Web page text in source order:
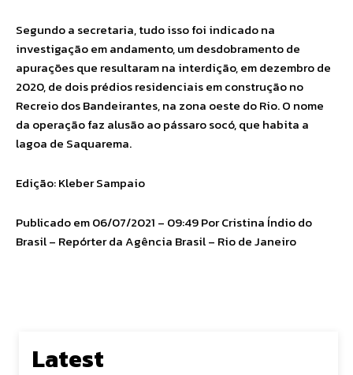
Segundo a secretaria, tudo isso foi indicado na
investigação em andamento, um desdobramento de
apurações que resultaram na interdição, em dezembro de
2020, de dois prédios residenciais em construção no
Recreio dos Bandeirantes, na zona oeste do Rio. O nome
da operação faz alusão ao pássaro socó, que habita a
lagoa de Saquarema.
Edição: Kleber Sampaio
Publicado em 06/07/2021 – 09:49 Por Cristina Índio do
Brasil – Repórter da Agência Brasil – Rio de Janeiro
Latest